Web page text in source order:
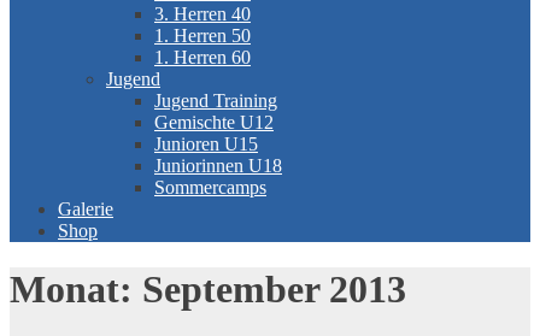
3. Herren 40
1. Herren 50
1. Herren 60
Jugend
Jugend Training
Gemischte U12
Junioren U15
Juniorinnen U18
Sommercamps
Galerie
Shop
Monat: September 2013